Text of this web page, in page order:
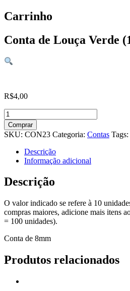
Carrinho
Conta de Louça Verde
R$4,00
Conta
de
Louça
Verde
(10un)
quantidade
Comprar
SKU: CON23 Categoria: Contas Tags:
Descrição
Informação adicional
Descrição
O valor indicado se refere à 10
compras maiores, adicione mais itens
= 100 unidades).
Conta de 8mm
Produtos relacionados